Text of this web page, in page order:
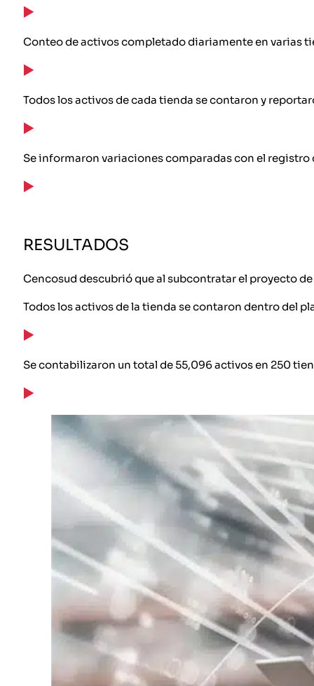
Conteo de activos completado diariamente en varias
Todos los activos de cada tienda se contaron y
Se informaron variaciones comparadas con el
RESULTADOS
Cencosud descubrió que al subcontratar el proyecto
Todos los activos de la tienda se contaron dentro del
Se contabilizaron un total de 55,096 activos en 250